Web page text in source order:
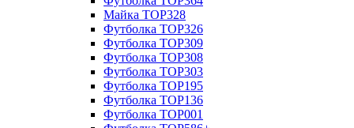
Майка TOP328
Футболка TOP326
Футболка TOP309
Футболка TOP308
Футболка TOP303
Футболка TOP195
Футболка TOP136
Футболка TOP001